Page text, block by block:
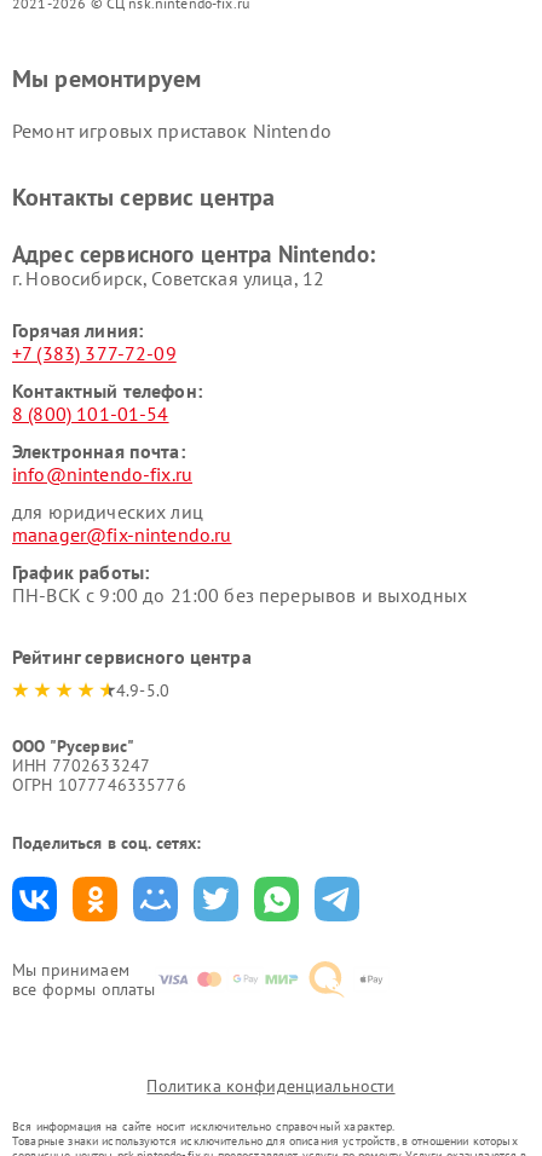
Мы принимаем
все формы оплаты
Мы ремонтируем
Ремонт игровых приставок Nintendo
Контакты сервис центра
Адрес сервисного центра Nintendo:
г. Новосибирск, Советская улица, 12
Горячая линия:
+7 (383) 377-72-09
Контактный телефон:
8 (800) 101-01-54
Электронная почта:
info@nintendo-fix.ru
для юридических лиц
manager@fix-nintendo.ru
График работы:
ПН-ВСК с 9:00 до 21:00 без перерывов и выходных
Рейтинг сервисного центра
4.9-5.0
ООО "Русервис"
ИНН 7702633247
ОГРН 1077746335776
Поделиться в соц. сетях:
Политика конфиденциальности
Вся информация на сайте носит исключительно справочный характер.
Товарные знаки используются исключительно для описания устройств, в отношении которых